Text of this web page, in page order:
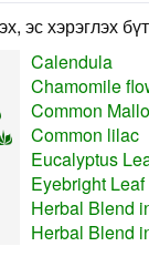
эс хэрэглэх
Calendula
Chamomile
Common
Common lilac
Eucalyptus
Eyebright
Herbal Blend
Herbal Blend